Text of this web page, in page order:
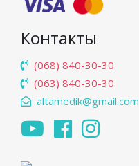
Контакты
(068) 840-30-30
(063) 840-30-30
altamedik@gmail.com